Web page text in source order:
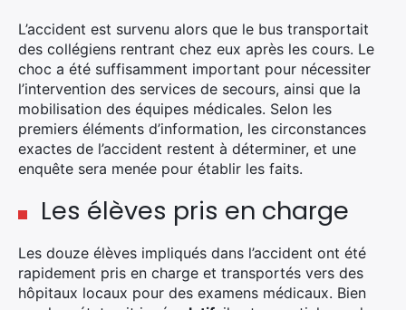
L’accident est survenu alors que le bus transportait
des collégiens rentrant chez eux après les cours. Le
choc a été suffisamment important pour nécessiter
l’intervention des services de secours, ainsi que la
mobilisation des équipes médicales. Selon les
premiers éléments d’information, les circonstances
exactes de l’accident restent à déterminer, et une
enquête sera menée pour établir les faits.
Les élèves pris en charge
Les douze élèves impliqués dans l’accident ont été
rapidement pris en charge et transportés vers des
hôpitaux locaux pour des examens médicaux. Bien